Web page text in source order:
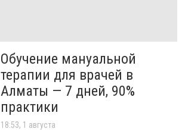
Обучение мануальной
терапии для врачей в
Алматы — 7 дней, 90%
практики
18:53, 1 августа